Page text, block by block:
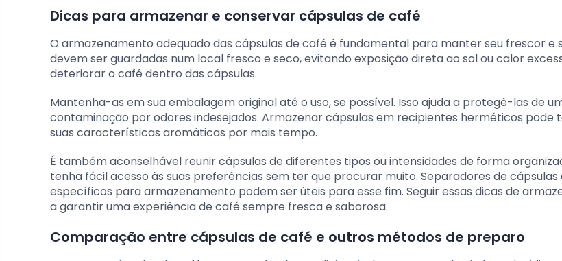
Dicas para armazenar e conservar cápsulas de café
O armazenamento adequado das cápsulas de café é fundamental para manter seu frescor e
devem ser guardadas num local fresco e seco, evitando exposição direta ao sol ou calor
deteriorar o café dentro das cápsulas.
Mantenha-as em sua embalagem original até o uso, se possível. Isso ajuda a protegê-las de
contaminação por odores indesejados. Armazenar cápsulas em recipientes herméticos
suas características aromáticas por mais tempo.
É também aconselhável reunir cápsulas de diferentes tipos ou intensidades de forma
tenha fácil acesso às suas preferências sem ter que procurar muito. Separadores de cápsulas
específicos para armazenamento podem ser úteis para esse fim. Seguir essas dicas de
a garantir uma experiência de café sempre fresca e saborosa.
Comparação entre cápsulas de café e outros métodos de preparo